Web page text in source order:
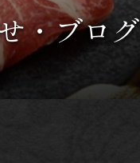
・ブログ